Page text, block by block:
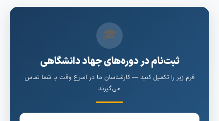
ثبت‌نام در دوره‌های جهاد دانشگاهی
زیر را تکمیل کنید — کارشناسان ما در اسرع وقت با شما تماس